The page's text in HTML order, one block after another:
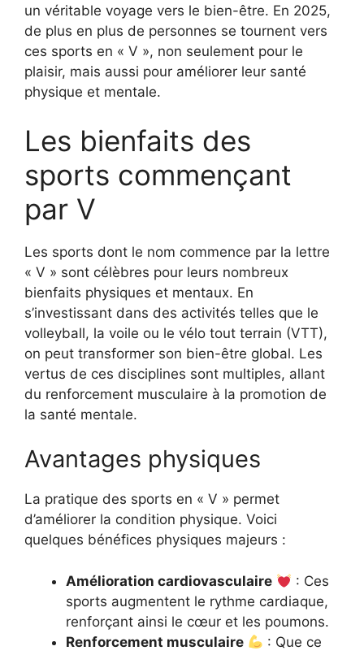
un véritable voyage vers le bien-être. En 2025,
de plus en plus de personnes se tournent vers
ces sports en « V », non seulement pour le
plaisir, mais aussi pour améliorer leur santé
physique et mentale.
Les bienfaits des
sports commençant
par V
Les sports dont le nom commence par la lettre
« V » sont célèbres pour leurs nombreux
bienfaits physiques et mentaux. En
s’investissant dans des activités telles que le
volleyball, la voile ou le vélo tout terrain (VTT),
on peut transformer son bien-être global. Les
vertus de ces disciplines sont multiples, allant
du renforcement musculaire à la promotion de
la santé mentale.
Avantages physiques
La pratique des sports en « V » permet
d’améliorer la condition physique. Voici
quelques bénéfices physiques majeurs :
Amélioration cardiovasculaire
: Ces
sports augmentent le rythme cardiaque,
renforçant ainsi le cœur et les poumons.
Renforcement musculaire
: Que ce